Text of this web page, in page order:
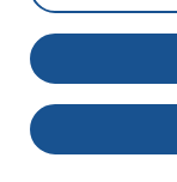
Inscription
Inscription